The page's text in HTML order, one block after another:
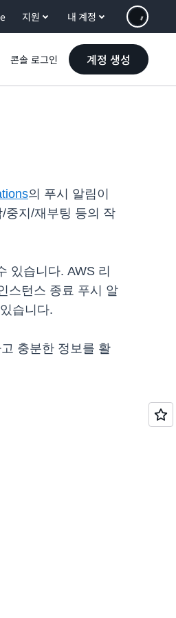
지원 내 계정
콘솔 로그인 계정 생성
의 푸시 알림이
중지/재부팅 등의 작
있습니다. AWS 리
스턴스 종료 푸시 알
습니다.
충분한 정보를 활